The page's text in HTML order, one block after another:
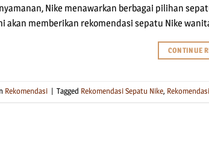
Nike menawarkan berbagai pilihan
akan memberikan rekomendasi sepatu Nike
CONTINUE
Rekomendasi | Tagged Rekomendasi Sepatu Nike,